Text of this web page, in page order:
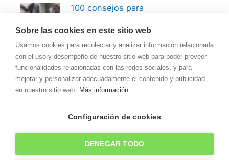
100 consejos para
años de experiencia
Política de privacidad
Política de cookies
Aviso legal y condiciones generales de uso del
Sobre las cookies en este sitio web
Usamos cookies para recolectar y analizar información relacionada
con el uso y desempeño de nuestro sitio web para poder proveer
funcionalidades relacionadas con las redes sociales, y para
mejorar y personalizar adecuadamente el contenido y publicidad
en nuestro sitio web. Más información
Configuración de cookies
DENEGAR TODO